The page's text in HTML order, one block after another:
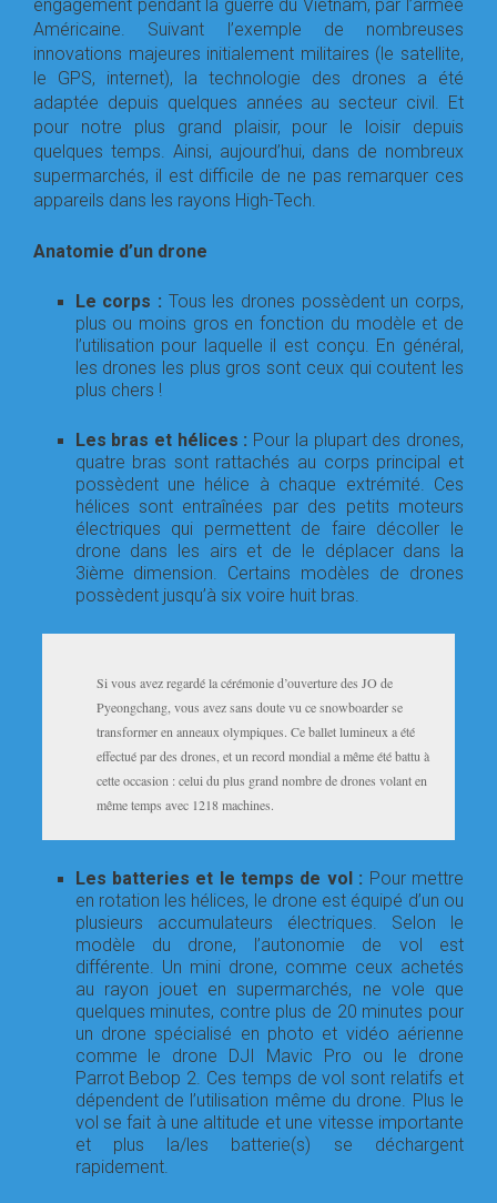
engagement pendant la guerre du Vietnam, par l’armée
Américaine. Suivant l’exemple de nombreuses
innovations majeures initialement militaires (le satellite,
le GPS, internet), la technologie des drones a été
adaptée depuis quelques années au secteur civil. Et
pour notre plus grand plaisir, pour le loisir depuis
quelques temps. Ainsi, aujourd’hui, dans de nombreux
supermarchés, il est difficile de ne pas remarquer ces
appareils dans les rayons High-Tech.
Anatomie d’un drone
Le corps : Tous les drones possèdent un corps,
plus ou moins gros en fonction du modèle et de
l’utilisation pour laquelle il est conçu. En général,
les drones les plus gros sont ceux qui coutent les
plus chers !
Les bras et hélices : Pour la plupart des drones,
quatre bras sont rattachés au corps principal et
possèdent une hélice à chaque extrémité. Ces
hélices sont entraînées par des petits moteurs
électriques qui permettent de faire décoller le
drone dans les airs et de le déplacer dans la
3ième dimension. Certains modèles de drones
possèdent jusqu’à six voire huit bras.
Si vous avez regardé la cérémonie d’ouverture des JO de
Pyeongchang, vous avez sans doute vu ce snowboarder se
transformer en anneaux olympiques. Ce ballet lumineux a été
effectué par des drones, et un record mondial a même été battu à
cette occasion : celui du plus grand nombre de drones volant en
même temps avec 1218 machines.
Les batteries et le temps de vol : Pour mettre
en rotation les hélices, le drone est équipé d’un ou
plusieurs accumulateurs électriques. Selon le
modèle du drone, l’autonomie de vol est
différente. Un mini drone, comme ceux achetés
au rayon jouet en supermarchés, ne vole que
quelques minutes, contre plus de 20 minutes pour
un drone spécialisé en photo et vidéo aérienne
comme le drone DJI Mavic Pro ou le drone
Parrot Bebop 2. Ces temps de vol sont relatifs et
dépendent de l’utilisation même du drone. Plus le
vol se fait à une altitude et une vitesse importante
et plus la/les batterie(s) se déchargent
rapidement.